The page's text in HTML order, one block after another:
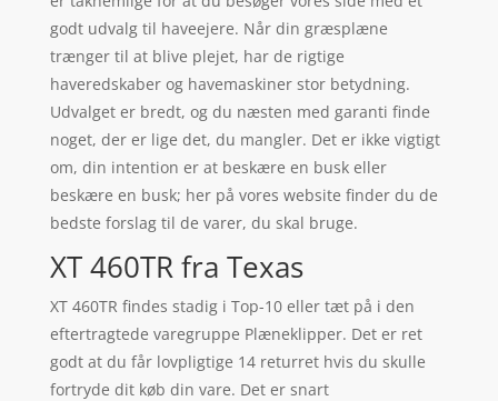
godt udvalg til haveejere. Når din græsplæne
trænger til at blive plejet, har de rigtige
haveredskaber og havemaskiner stor betydning.
Udvalget er bredt, og du næsten med garanti finde
noget, der er lige det, du mangler. Det er ikke vigtigt
om, din intention er at beskære en busk eller
beskære en busk; her på vores website finder du de
bedste forslag til de varer, du skal bruge.
XT 460TR fra Texas
XT 460TR findes stadig i Top-10 eller tæt på i den
eftertragtede varegruppe Plæneklipper. Det er ret
godt at du får lovpligtige 14 returret hvis du skulle
fortryde dit køb din vare. Det er snart